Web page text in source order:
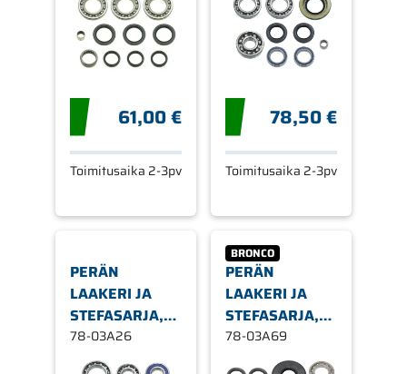
61,00 €
Toimitusaika 2-3pv
78,50 €
Toimitusaika 2-3pv
PERÄN
LAAKERI JA
STEFASARJA,
SUZUKI,
TAAKSE
78-03A26
BRONCO
PERÄN
LAAKERI JA
STEFASARJA,
POLARIS,
78-03A69